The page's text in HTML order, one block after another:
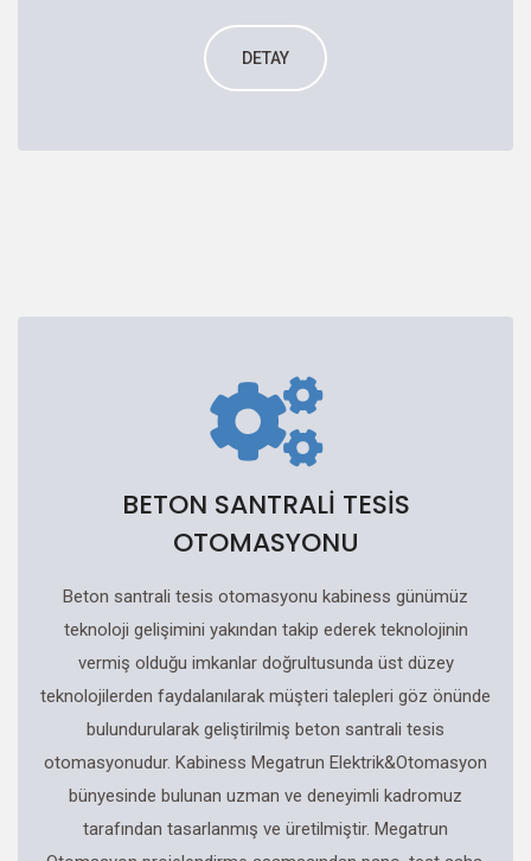
DETAY
BETON SANTRALİ TESİS
OTOMASYONU
Beton santrali tesis otomasyonu kabiness günümüz
teknoloji gelişimini yakından takip ederek teknolojinin
vermiş olduğu imkanlar doğrultusunda üst düzey
teknolojilerden faydalanılarak müşteri talepleri göz önünde
bulundurularak geliştirilmiş beton santrali tesis
otomasyonudur. Kabiness Megatrun Elektrik&Otomasyon
bünyesinde bulunan uzman ve deneyimli kadromuz
tarafından tasarlanmış ve üretilmiştir. Megatrun